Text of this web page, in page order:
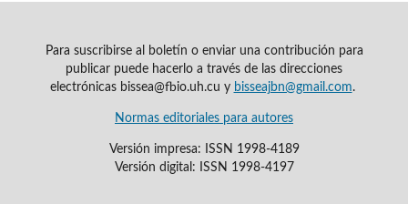
Para suscribirse al boletín o enviar una contribución para
publicar puede hacerlo a través de las direcciones
electrónicas bissea@fbio.uh.cu y bisseajbn@gmail.com.
Normas editoriales para autores
Versión impresa: ISSN 1998-4189
Versión digital: ISSN 1998-4197